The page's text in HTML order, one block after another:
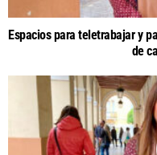
Espacios para teletrabajar y
de